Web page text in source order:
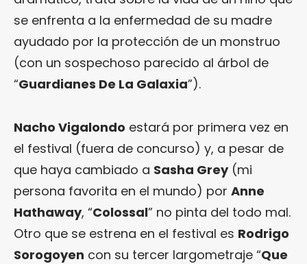
se enfrenta a la enfermedad de su madre
ayudado por la protección de un monstruo
(con un sospechoso parecido al árbol de
“Guardianes De La Galaxia”).
Nacho Vigalondo estará por primera vez en
el festival (fuera de concurso) y, a pesar de
que haya cambiado a Sasha Grey(mi
persona favorita en el mundo) por Anne
Hathaway, “Colossal” no pinta del todo mal.
Otro que se estrena en el festival es Rodrigo
Sorogoyen con su tercer largometraje “Que